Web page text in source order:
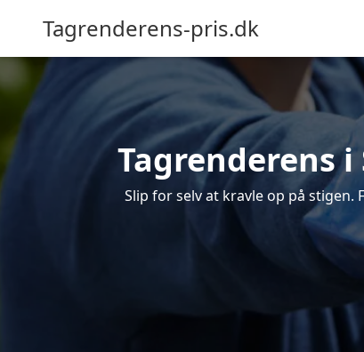
Tagrenderens-pris.dk
Tagrenderens
Slip for selv at kravle op på